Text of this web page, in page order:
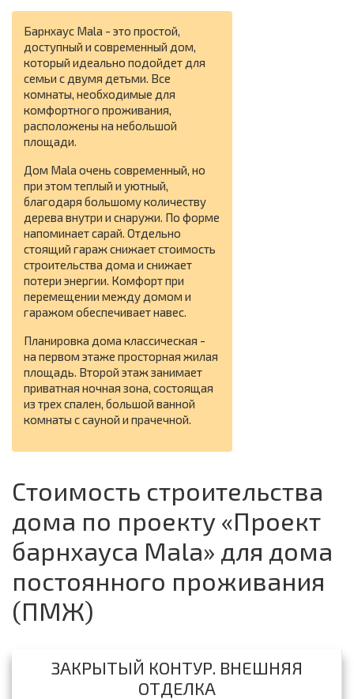
Барнхаус Mala - это простой,
доступный и современный дом,
который идеально подойдет для
семьи с двумя детьми. Все
комнаты, необходимые для
комфортного проживания,
расположены на небольшой
площади.
Дом Mala очень современный, но
при этом теплый и уютный,
благодаря большому количеству
дерева внутри и снаружи. По форме
напоминает сарай. Отдельно
стоящий гараж снижает стоимость
строительства дома и снижает
потери энергии. Комфорт при
перемещении между домом и
гаражом обеспечивает навес.
Планировка дома классическая -
на первом этаже просторная жилая
площадь. Второй этаж занимает
приватная ночная зона, состоящая
из трех спален, большой ванной
комнаты с сауной и прачечной.
Стоимость строительства
дома по проекту «Проект
барнхауса Mala» для дома
постоянного проживания
(ПМЖ)
ЗАКРЫТЫЙ КОНТУР. ВНЕШНЯЯ
ОТДЕЛКА